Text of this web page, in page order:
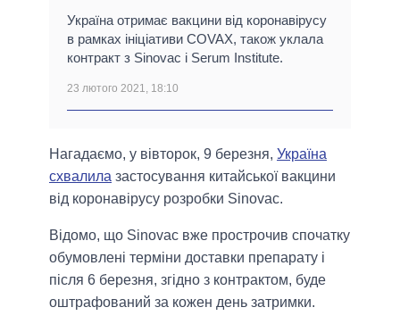
Україна отримає вакцини від коронавірусу
в рамках ініціативи COVAX, також уклала
контракт з Sinovac і Serum Institute.
23 лютого 2021, 18:10
Нагадаємо, у вівторок, 9 березня, Україна
схвалила застосування китайської вакцини
від коронавірусу розробки Sinovac.
Відомо, що Sinovac вже прострочив спочатку
обумовлені терміни доставки препарату і
після 6 березня, згідно з контрактом, буде
оштрафований за кожен день затримки.